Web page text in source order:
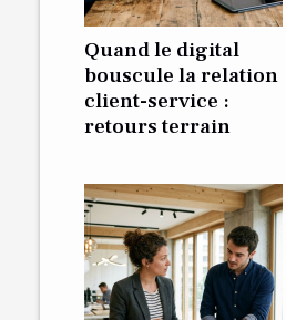
Quand le digital
bouscule la relation
client-service :
retours terrain